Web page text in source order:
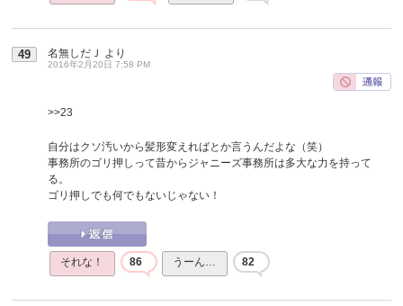
49 名無しだＪ より
2016年2月20日 7:58 PM
>>23
自分はクソ汚いから髪形変えればとか言うんだよな（笑）
事務所のゴリ押しって昔からジャニーズ事務所は多大な力を持って
る。
ゴリ押しでも何でもないじゃない！
それな！ 86 うーん… 82